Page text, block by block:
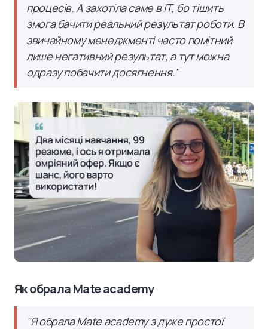
процесів. А захотіла саме в ІТ, бо тішить
змога бачити реальний результат роботи. В
звичайному менеджменті часто помітний
лише негативний результат, а тут можна
одразу побачити досягнення."
Як обрала Mate academy
"Я обрала Mate academy з дуже простої